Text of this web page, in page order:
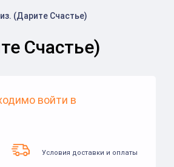
(Дарите Счастье)
Счастье)
войти в
Условия доставки и оплаты